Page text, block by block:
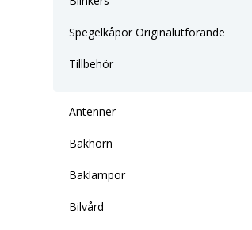
Spegelkåpor Originalutförande
Tillbehör
Antenner
Bakhörn
Baklampor
Bilvård